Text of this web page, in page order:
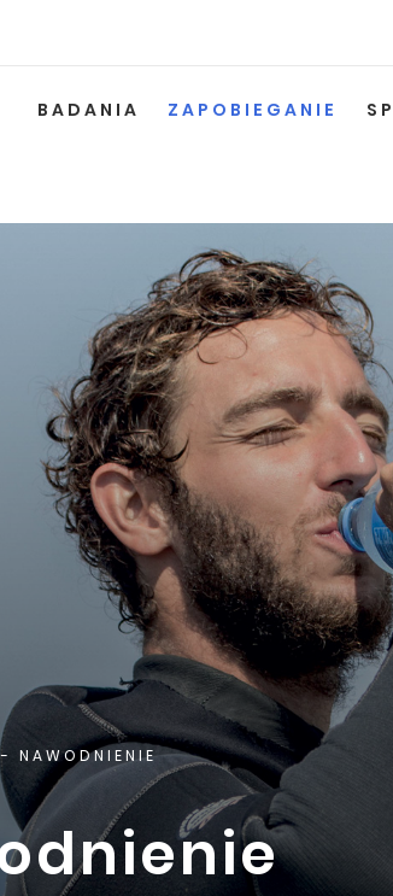
BADANIA ZAPOBIEGANIE
- NAWODNIENIE